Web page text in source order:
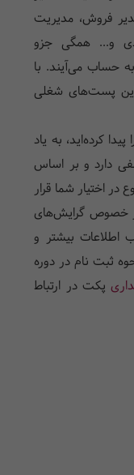
فروش، مدیریت
و... همگی جزو
به حساب می‌آیند. با
این پست‌های شغلی
پیدا کرده‌اید، به یاد
دارد و بر اساس
اختیار شما قرار
خصوص گرایش‌های
اطلاعات بیشتر و
ثبت نام در دوره
پکت در ارتباط